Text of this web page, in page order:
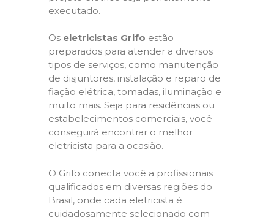
executado.
Os eletricistas Grifo estão
preparados para atender a diversos
tipos de serviços, como manutenção
de disjuntores, instalação e reparo de
fiação elétrica, tomadas, iluminação e
muito mais. Seja para residências ou
estabelecimentos comerciais, você
conseguirá encontrar o melhor
eletricista para a ocasião.
O Grifo conecta você a profissionais
qualificados em diversas regiões do
Brasil, onde cada eletricista é
cuidadosamente selecionado com